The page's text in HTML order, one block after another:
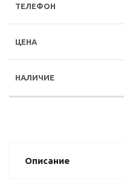
Описание